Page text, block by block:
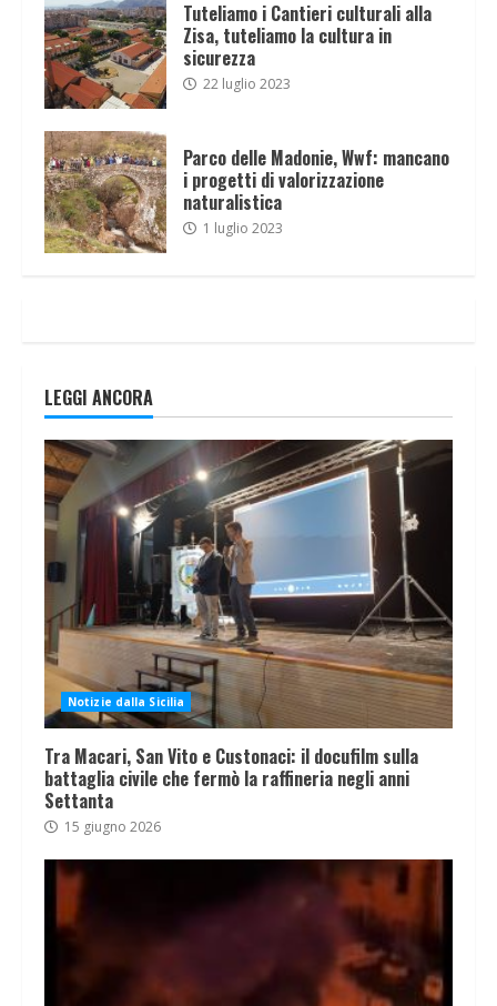
Tuteliamo i Cantieri culturali alla
Zisa, tuteliamo la cultura in
sicurezza
22 luglio 2023
Parco delle Madonie, Wwf: mancano
i progetti di valorizzazione
naturalistica
1 luglio 2023
LEGGI ANCORA
Notizie dalla Sicilia
Tra Macari, San Vito e Custonaci: il docufilm sulla
battaglia civile che fermò la raffineria negli anni
Settanta
15 giugno 2026